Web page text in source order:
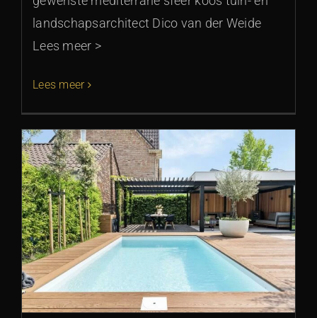
landschapsarchitect Dico van der Weide
Lees meer >
Lees meer